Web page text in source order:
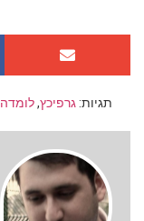
תגיות: גרפיכץ,לומדה